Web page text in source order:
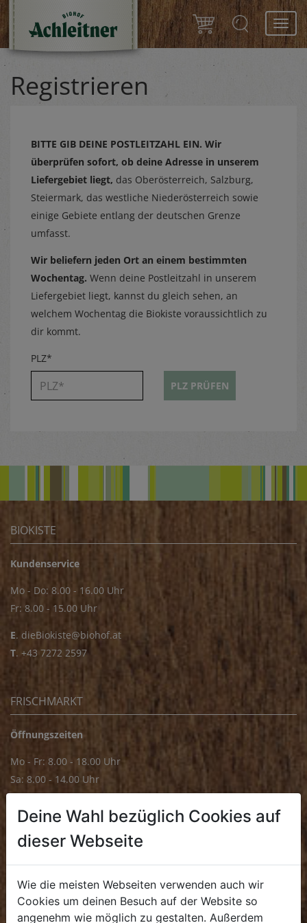
Registrieren
BITTE GIB DEINE POSTLEITZAHL EIN. Wir
überprüfen sofort, ob deine Adresse in unserem
Liefergebiet liegt, das Oberösterreich, Salzburg,
Steiermark, das westliche Niederösterreich sowie
einige Gebiete entlang der deutschen Grenze
umfasst.
Wir beliefern jeden Ort an einem bestimmten
Wochentag. Wenn deine Postleitzahl in unserem
Liefergebiet liegt, kannst du gleich sehen, an
welchem Wochentag die Biokiste voraussichtlich zu
dir kommt.
PLZ*
PLZ PRÜFEN
BIOKISTE
Kundenservice
Mo - Do: 8.00 - 16.00 Uhr
Fr: 8.00 - 15.00 Uhr
E. dieBiokiste@biohof.at
T. +43 7272 2597
FRISCHMARKT
Öffnungszeiten
Mo - Fr: 8.00 - 18.00 Uhr
Sa: 8.00 - 14.00 Uhr
Mo - Fr: 8.00 - 16.00 Uhr
. +43 7272 4859 70
Deine Wahl bezüglich Cookies auf
dieser Webseite
Wie die meisten Webseiten verwenden auch wir
Cookies um deinen Besuch auf der Website so
angenehm wie möglich zu gestalten. Außerdem